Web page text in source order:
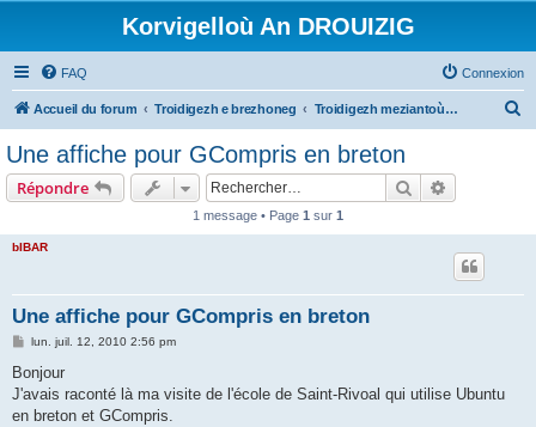
Korvigelloù An DROUIZIG
FAQ Connexion
Accueil du forum Troidigezh e brezhoneg Troidigezh meziantoù all (frank a wirioù evit an darn vrasañ anezho)
Une affiche pour GCompris en breton
Répondre Rechercher
1 message • Page 1 sur 1
bIBAR
Une affiche pour GCompris en breton
M
s
a
g
lun. juil. 12, 2010 2:56 pm
Bonjour
J'avais raconté là ma visite de l'école de Saint-Rivoal qui utilise Ubuntu
en breton et GCompris.